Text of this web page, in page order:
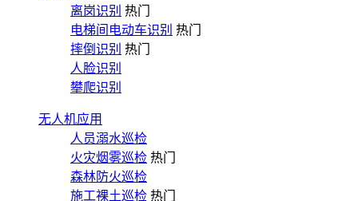
离岗识别 热门
电梯间电动车识别 热门
摔倒识别 热门
人脸识别
攀爬识别
无人机应用
人员溺水巡检
火灾烟雾巡检 热门
森林防火巡检
施工裸土巡检 热门